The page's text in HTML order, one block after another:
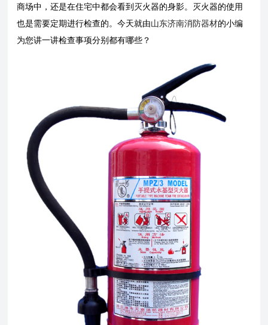
商场中，还是在住宅中都会看到灭火器的身影。灭火器的使用
也是需要定期进行检查的。今天就由山东济南消防器材的小编
为您讲一讲检查事项分别都有哪些？